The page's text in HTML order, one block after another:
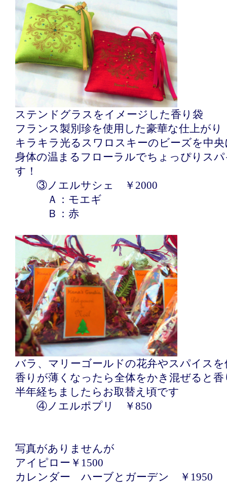
ステンドグラスをイメージした香り袋
フランス製別珍を使用した豪華な仕上がり
キラキラ光るスワロスキーのビーズを中
身体の温まるフローラルでちょっぴりス
す！
③ノエルサシェ ￥2000
Ａ：モエギ
Ｂ：赤
バラ、マリーゴールドの花弁やスパイス
香りが薄くなったら全体をかき混ぜると
半年経ちましたらお取替え頃です
④ノエルポプリ ￥850
写真がありませんが
アイピロー￥1500
カレンダー ハーブとガーデン ￥1950